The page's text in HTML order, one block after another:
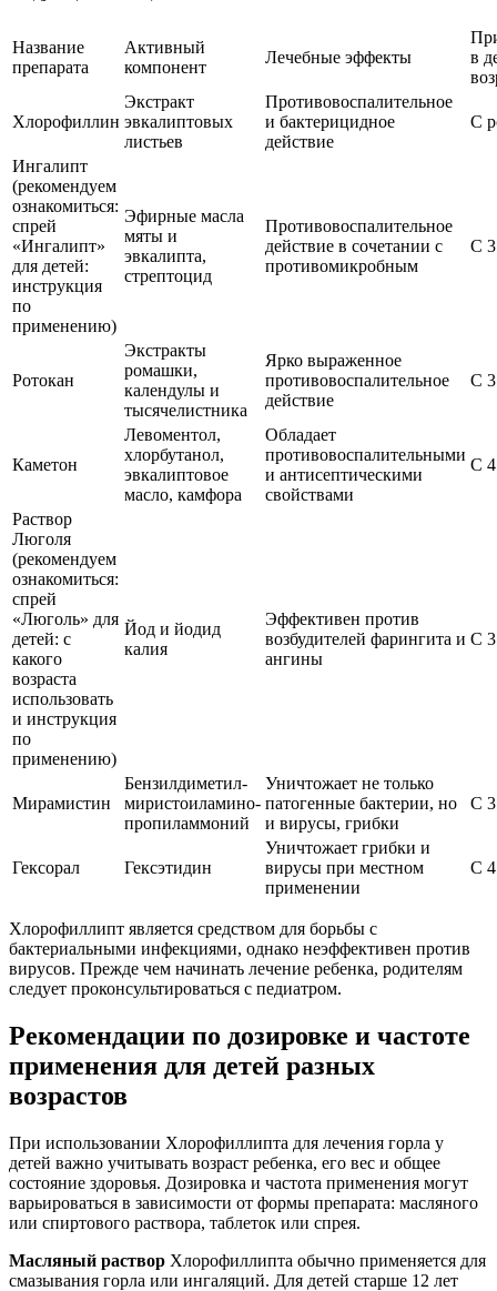
Название
препарата
Активный
компонент
Лечебные эффекты
в
Хлорофиллин
Экстракт
эвкалиптовых
листьев
Противовоспалительное
и бактерицидное
действие
С
Ингалипт
(рекомендуем
ознакомиться:
спрей
«Ингалипт»
для детей:
инструкция
по
применению)
Эфирные масла
мяты и
эвкалипта,
стрептоцид
Противовоспалительное
действие в сочетании с
противомикробным
С 3
Ротокан
Экстракты
ромашки,
календулы и
тысячелистника
Ярко выраженное
противовоспалительное
действие
С 3
Каметон
Левоментол,
хлорбутанол,
эвкалиптовое
масло, камфора
Обладает
противовоспалительными
и антисептическими
свойствами
С 4
Раствор
Люголя
(рекомендуем
ознакомиться:
спрей
«Люголь» для
детей: с
какого
возраста
использовать
и инструкция
по
применению)
Йод и йодид
калия
Эффективен против
возбудителей фарингита и
ангины
С 3
Мирамистин
Бензилдиметил-
миристоиламино-
пропиламмоний
Уничтожает не только
патогенные бактерии, но
и вирусы, грибки
С 3
Гексорал Гексэтидин
Уничтожает грибки и
вирусы при местном
применении
С 4
Хлорофиллипт является средством для борьбы с
бактериальными инфекциями, однако неэффективен против
вирусов. Прежде чем начинать лечение ребенка, родителям
следует проконсультироваться с педиатром.
Рекомендации по дозировке и частоте
применения для детей разных
возрастов
При использовании Хлорофиллипта для лечения горла у
детей важно учитывать возраст ребенка, его вес и общее
состояние здоровья. Дозировка и частота применения могут
варьироваться в зависимости от формы препарата: масляного
или спиртового раствора, таблеток или спрея.
Масляный раствор Хлорофиллипта обычно применяется для
смазывания горла или ингаляций. Для детей старше 12 лет